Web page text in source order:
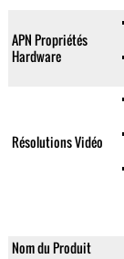
APN Propriétés
Hardware
Résolutions Vidéo
Nom du Produit